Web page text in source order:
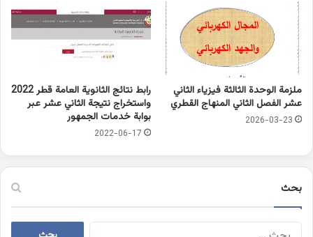
ملزمة الوحدة الثالثة فيزياء الثاني
عشر الفصل الثاني المنهاج القطري
2026-03-23
رابط نتائج الثانوية العامة قطر 2022
واستخراج نتيجة الثاني عشر عبر
بوابة خدمات الجمهور
2022-06-17
بحث
البحث